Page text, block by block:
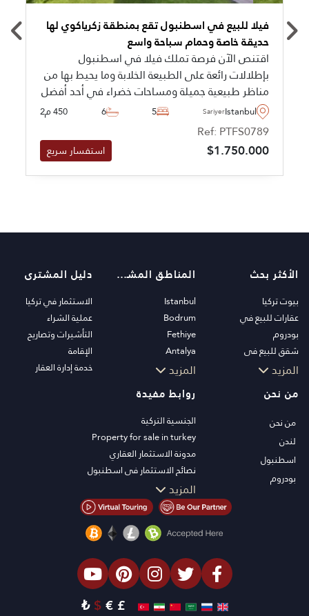
فيلا للبيع في اسطنبول تقع بمنطقة زكرياكوي لها
حديقة خاصة وحمام سباحة واسع
اقتنص الآن فرصة تملك فيلا في اسطنبول
بإطلالات رائعة على الطبيعة الخلابة وما يحيط بها من
مناظر طبيعية جميلة ومساحات خضراء في أحد أفضل
المناطق السكنية في زكرياكوي بتصميمات رائعة
ومبنية بمعايير عالية الجودة.
Istanbul
Sariyer
5
6 450 م2
Ref: PTFS0789
$1.750.000 استفسار سريع
الأكثر بحث
بيوت تركيا
عقارات للبيع في
بودروم
شقق للبيع في
اسطنبول
فلل بودروم
شقق للبيع في انطاليا
منازل انطاليا
المزيد
المناطق المشهورة
Istanbul
Bodrum
Fethiye
Antalya
Kalkan
Kas
Bursa
Gocek
Side
Kemer
Dalyan
Izmir
Belek
المزيد
دليل المشترى
الاستثمار في تركيا
عملية الشراء
التأشيرات وتصاريح
الإقامة
خدمة إدارة العقار
من نحن
من نحن
لندن
اسطنبول
بودروم
روابط مفيدة
الجنسية التركية
Property for sale in turkey
مدونة الاستثمار العقاري
نصائح الاستثمار في اسطنبول
تلفزيون PT
عقارات اسطنبول للاستثمار
اعرض عقارك للبيع
الصفقة
العقارات الفاخرة
الاستثمار
التصميم والبناء
المزيد
£
€
$
₺